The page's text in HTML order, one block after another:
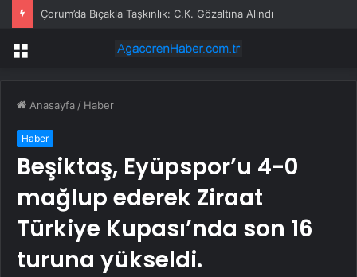
Çorum’da Bıçakla Taşkınlık: C.K. Gözaltına Alındı
Menü
Anasayfa / Haber
Haber
Beşiktaş, Eyüpspor’u 4-0
mağlup ederek Ziraat
Türkiye Kupası’nda son 16
turuna yükseldi.